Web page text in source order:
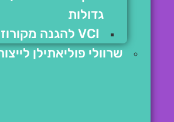
גדולות
VCI להגנה מקורוזיה
שרוולי פוליאתילן